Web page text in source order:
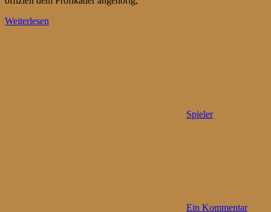
Weiterlesen
Spieler
Ein Kommentar